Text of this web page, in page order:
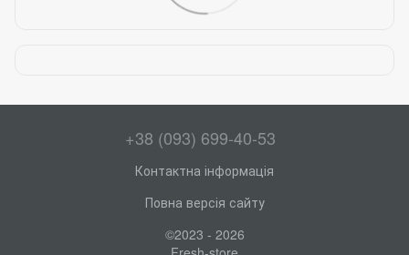
+38 (093) 699-40-53
Контактна інформація
Повна версія сайту
©2023 - 2026